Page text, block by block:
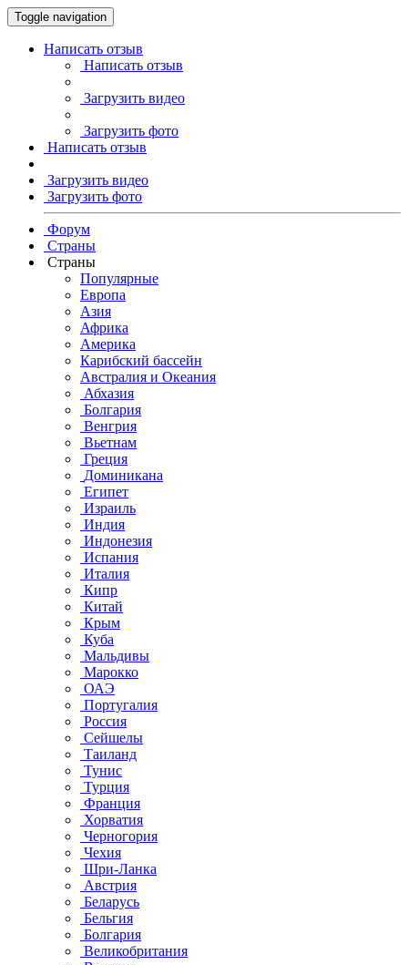
Toggle navigation
Написать отзыв
Написать отзыв
Загрузить видео
Загрузить фото
Написать отзыв
Загрузить видео
Загрузить фото
Форум
Страны
Страны
Популярные
Европа
Азия
Африка
Америка
Карибский бассейн
Австралия и Океания
Абхазия
Болгария
Венгрия
Вьетнам
Греция
Доминикана
Египет
Израиль
Индия
Индонезия
Испания
Италия
Кипр
Китай
Крым
Куба
Мальдивы
Марокко
ОАЭ
Португалия
Россия
Сейшелы
Таиланд
Тунис
Турция
Франция
Хорватия
Черногория
Чехия
Шри-Ланка
Австрия
Беларусь
Бельгия
Болгария
Великобритания